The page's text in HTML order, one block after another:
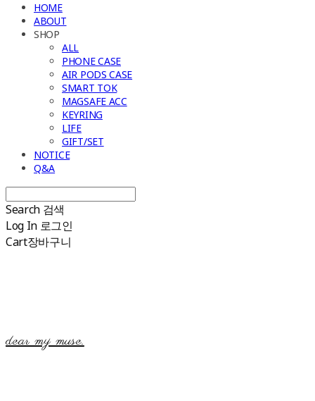
HOME
ABOUT
SHOP
ALL
PHONE CASE
AIR PODS CASE
SMART TOK
MAGSAFE ACC
KEYRING
LIFE
GIFT/SET
NOTICE
Q&A
Search 검색
Log In 로그인
Cart장바구니
dear my muse.